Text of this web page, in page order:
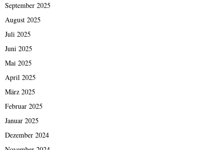
September 2025
August 2025
Juli 2025
Juni 2025
Mai 2025
April 2025
März 2025
Februar 2025
Januar 2025
Dezember 2024